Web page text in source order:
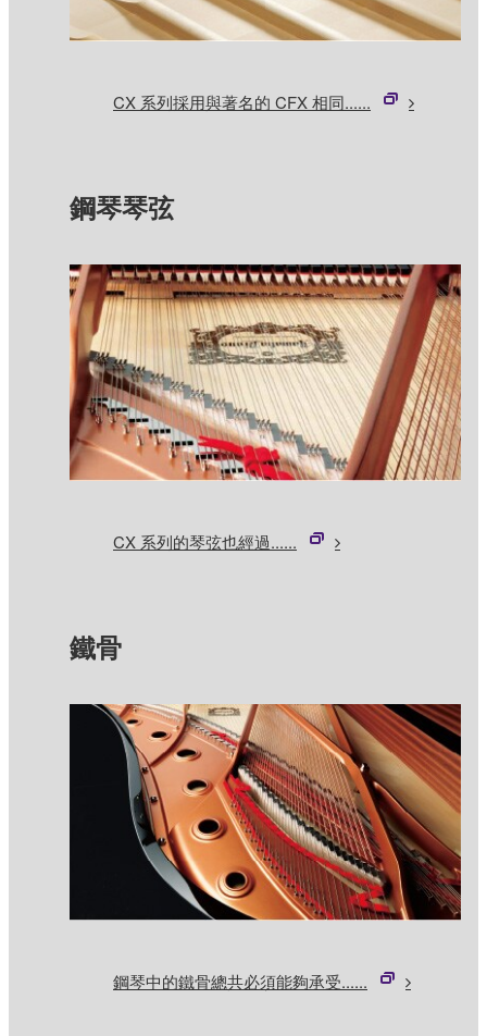
CX 系列採用與著名的 CFX 相同......
鋼琴琴弦
CX 系列的琴弦也經過......
鐵骨
鋼琴中的鐵骨總共必須能夠承受......